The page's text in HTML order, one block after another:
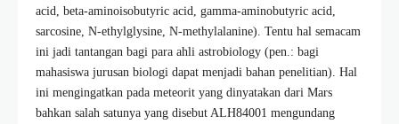
acid, beta-aminoisobutyric acid, gamma-aminobutyric acid,
sarcosine, N-ethylglysine, N-methylalanine). Tentu hal semacam
ini jadi tantangan bagi para ahli astrobiology (pen.: bagi
mahasiswa jurusan biologi dapat menjadi bahan penelitian). Hal
ini mengingatkan pada meteorit yang dinyatakan dari Mars
bahkan salah satunya yang disebut ALH84001 mengundang